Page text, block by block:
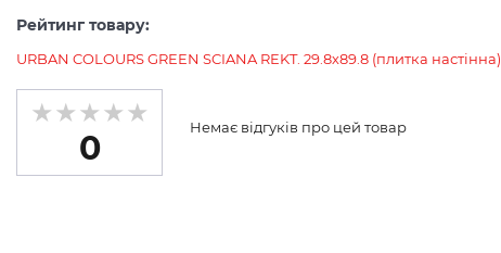
Рейтинг товару:
URBAN COLOURS GREEN SCIANA REKT. 29.8х89.8 (плитка настінна)
0
Немає відгуків про цей товар